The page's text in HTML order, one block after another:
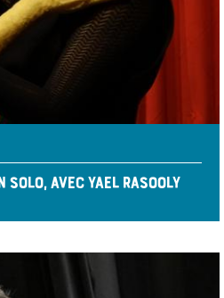
SOLO, AVEC YAEL RASOOLY